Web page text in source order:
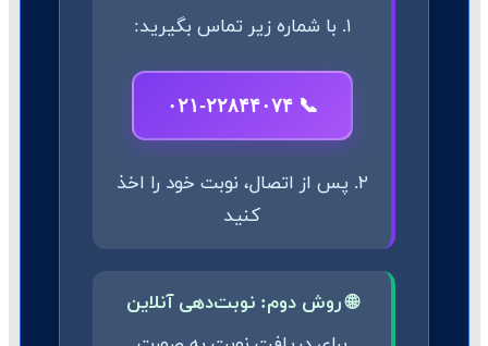
۱. با شماره زیر تماس بگیرید:
📞 ۰۲۱-۲۲۸۴۴۰۷۴
۲. پس از اتصال، نوبت خود را اخذ
کنید
🌐 روش دوم: نوبت‌دهی آنلاین